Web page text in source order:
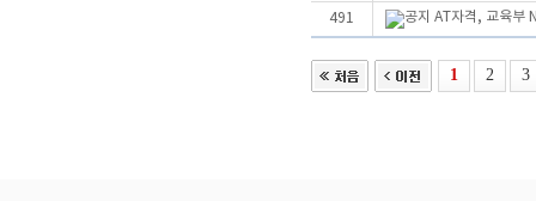
491 AT자격, 교육부
1 2 3